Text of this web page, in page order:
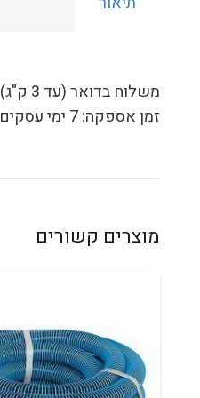
משלוח בדואר (עד 3 ק"ג) / נק' חלוקה (האספקה ללא הגבלת זמן לפי נהלי דואר ישראל):
זמן אספקה:7 ימי עסקים
מוצרים קשורים